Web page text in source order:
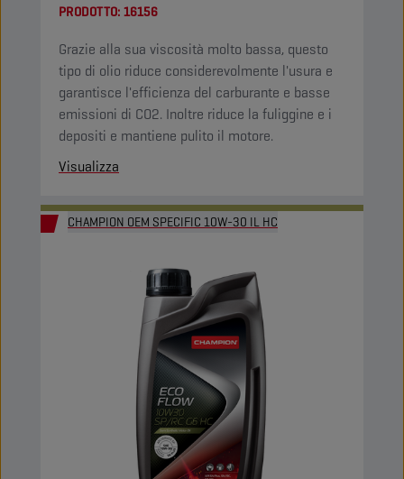
PRODOTTO: 16156
Grazie alla sua viscosità molto bassa, questo
tipo di olio riduce considerevolmente l'usura e
garantisce l'efficienza del carburante e basse
emissioni di CO2. Inoltre riduce la fuliggine e i
depositi e mantiene pulito il motore.
Visualizza
CHAMPION OEM SPECIFIC 10W-30 IL HC